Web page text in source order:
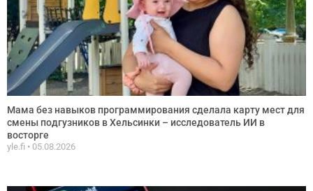
Мама без навыков программирования сделала карту мест для
смены подгузников в Хельсинки – исследователь ИИ в
восторге
yle.fi 05.08.2026